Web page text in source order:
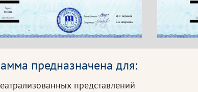
предназначена для:
представлений